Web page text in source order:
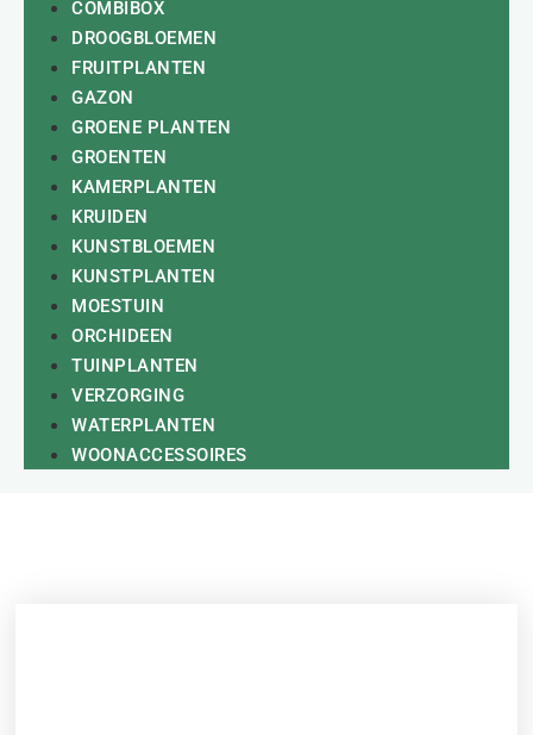
COMBIBOX
DROOGBLOEMEN
FRUITPLANTEN
GAZON
GROENE PLANTEN
GROENTEN
KAMERPLANTEN
KRUIDEN
KUNSTBLOEMEN
KUNSTPLANTEN
MOESTUIN
ORCHIDEEN
TUINPLANTEN
VERZORGING
WATERPLANTEN
WOONACCESSOIRES